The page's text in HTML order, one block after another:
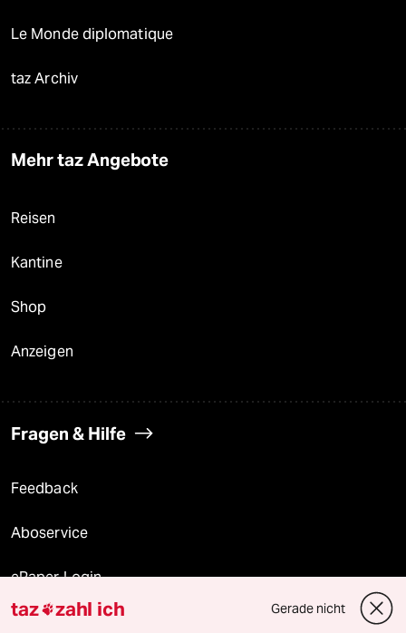
Le Monde diplomatique
taz Archiv
Mehr taz Angebote
Reisen
Kantine
Shop
Anzeigen
Fragen & Hilfe
Feedback
Aboservice
ePaper Login
Downloads für Abonnierende
taz zahl ich Gerade nicht